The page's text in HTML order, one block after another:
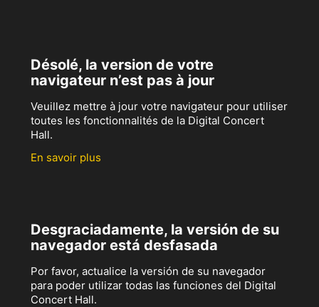
Désolé, la version de votre
navigateur n’est pas à jour
Veuillez mettre à jour votre navigateur pour utiliser
toutes les fonctionnalités de la Digital Concert
Hall.
En savoir plus
Desgraciadamente, la versión de su
navegador está desfasada
Por favor, actualice la versión de su navegador
para poder utilizar todas las funciones del Digital
Concert Hall.